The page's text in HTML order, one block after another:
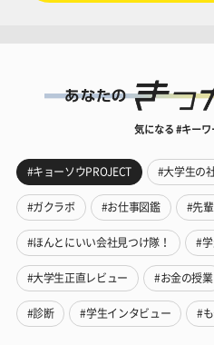
気になる #キーワ
#キョーソウPROJECT #大学生の
#ガクラボ #お仕事図鑑 #先
#ほんとにいい会社見つけ隊！ #
#大学生正直レビュー #お金の授業
#診断 #学生インタビュー #